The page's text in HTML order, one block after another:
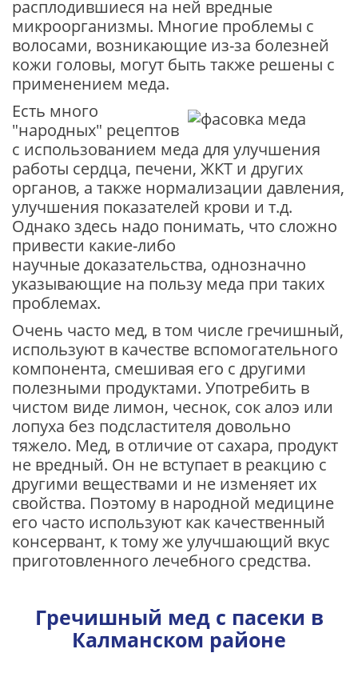
расплодившиеся на ней вредные
микроорганизмы. Многие проблемы с
волосами, возникающие из-за болезней
кожи головы, могут быть также решены с
применением меда.
Есть много
"народных" рецептов
с использованием меда для улучшения
работы сердца, печени, ЖКТ и других
органов, а также нормализации давления,
улучшения показателей крови и т.д.
Однако здесь надо понимать, что сложно
привести какие-либо
научные доказательства, однозначно
указывающие на пользу меда при таких
проблемах.
Очень часто мед, в том числе гречишный,
используют в качестве вспомогательного
компонента, смешивая его с другими
полезными продуктами. Употребить в
чистом виде лимон, чеснок, сок алоэ или
лопуха без подсластителя довольно
тяжело. Мед, в отличие от сахара, продукт
не вредный. Он не вступает в реакцию с
другими веществами и не изменяет их
свойства. Поэтому в народной медицине
его часто используют как качественный
консервант, к тому же улучшающий вкус
приготовленного лечебного средства.
Гречишный мед с пасеки в
Калманском районе